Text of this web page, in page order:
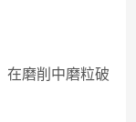
磨削中磨粒破